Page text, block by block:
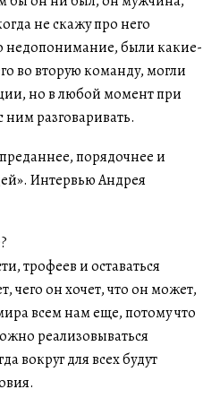
не скажу про него
недопонимание, были какие-
во вторую команду, могли
но в любой момент при
ним разговаривать.
трофеев и оставаться
чего он хочет, что он может,
всем нам еще, потому что
реализовываться
вокруг для всех будут